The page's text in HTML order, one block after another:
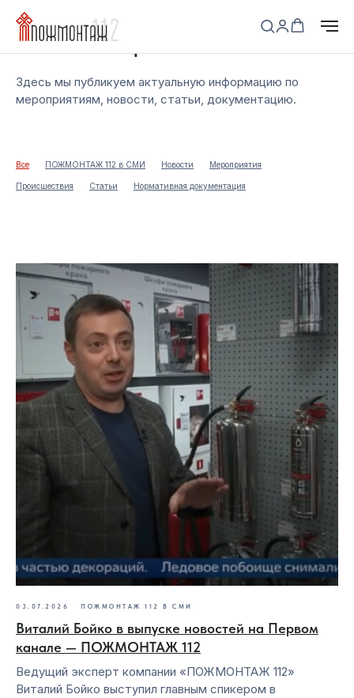
Полезные материалы
Здесь мы публикуем актуальную информацию по
мероприятиям, новости, статьи, документацию.
Все ПОЖМОНТАЖ 112 в СМИ Новости Мероприятия
Происшествия Статьи Нормативная документация
03.07.2026 ПОЖМОНТАЖ 112 В СМИ
Виталий Бойко в выпуске новостей на Первом
канале — ПОЖМОНТАЖ 112
Ведущий эксперт компании «ПОЖМОНТАЖ 112»
Виталий Бойко выступил главным спикером в